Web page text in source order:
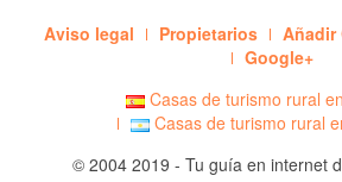
Aviso legal Propietarios
Añadir
Google+
Casas de turismo rural
Casas de turismo rural
© 2004 2019 - Tu guía en internet